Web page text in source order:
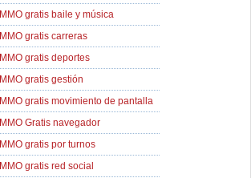
MMO gratis baile y música
MMO gratis carreras
MMO gratis deportes
MMO gratis gestión
MMO gratis movimiento de pantalla
MMO Gratis navegador
MMO gratis por turnos
MMO gratis red social